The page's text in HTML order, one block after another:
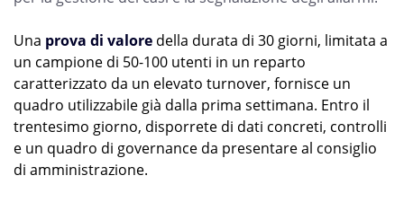
Una prova di valore della durata di 30 giorni, limitata a
un campione di 50-100 utenti in un reparto
caratterizzato da un elevato turnover, fornisce un
quadro utilizzabile già dalla prima settimana. Entro il
trentesimo giorno, disporrete di dati concreti, controlli
e un quadro di governance da presentare al consiglio
di amministrazione.